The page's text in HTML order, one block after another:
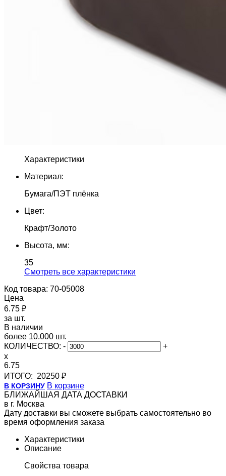
Характеристики
Материал:
Бумага/ПЭТ плёнка
Цвет:
Крафт/Золото
Высота, мм:
35
Cмотреть все характеристики
Код товара: 70-05008
Цена
6.75 ₽
за шт.
В наличии
более 10.000 шт.
КОЛИЧЕСТВО: -
+
x
6.75
ИТОГО: 20250 ₽
В КОРЗИНУ В корзине
БЛИЖАЙШАЯ ДАТА ДОСТАВКИ
в г. Москва
Дату доставки вы сможете выбрать самостоятельно во
время оформления заказа
Характеристики
Описание
Свойства товара